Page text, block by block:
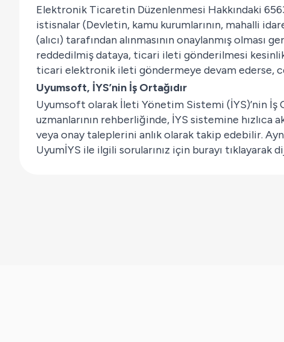
Elektronik Ticaretin Düzenlenmesi Hakkındaki
istisnalar (Devletin, kamu kurumlarının, mahalli
(alıcı) tarafından alınmasının onaylanmış
reddedilmiş dataya, ticari ileti gönderilmesi
ticari elektronik ileti göndermeye devam ederse,
Uyumsoft, İYS’nin İş Ortağıdır
Uyumsoft olarak İleti Yönetim Sistemi (İYS)’nin İş
uzmanlarının rehberliğinde, İYS sistemine hızlıca
veya onay taleplerini anlık olarak takip edebilir.
UyumİYS ile ilgili sorularınız için burayı tıklayarak